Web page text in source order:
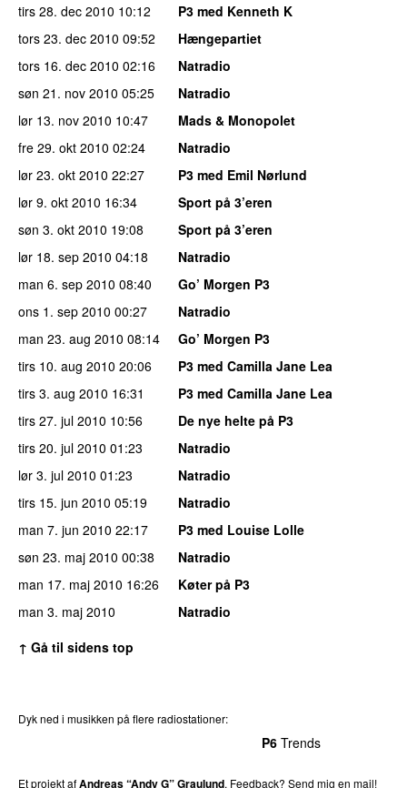
tirs 28. dec 2010 10:12
P3 med Kenneth K
tors 23. dec 2010 09:52
Hængepartiet
tors 16. dec 2010 02:16
Natradio
søn 21. nov 2010 05:25
Natradio
lør 13. nov 2010 10:47
Mads & Monopolet
fre 29. okt 2010 02:24
Natradio
lør 23. okt 2010 22:27
P3 med Emil Nørlund
lør 9. okt 2010 16:34
Sport på 3’eren
søn 3. okt 2010 19:08
Sport på 3’eren
lør 18. sep 2010 04:18
Natradio
man 6. sep 2010 08:40
Go’ Morgen P3
ons 1. sep 2010 00:27
Natradio
man 23. aug 2010 08:14
Go’ Morgen P3
tirs 10. aug 2010 20:06
P3 med Camilla Jane Lea
tirs 3. aug 2010 16:31
P3 med Camilla Jane Lea
tirs 27. jul 2010 10:56
De nye helte på P3
tirs 20. jul 2010 01:23
Natradio
lør 3. jul 2010 01:23
Natradio
tirs 15. jun 2010 05:19
Natradio
man 7. jun 2010 22:17
P3 med Louise Lolle
søn 23. maj 2010 00:38
Natradio
man 17. maj 2010 16:26
Køter på P3
man 3. maj 2010
Natradio
↑ Gå til sidens top
Dyk ned i musikken på flere radiostationer:
P6 Trends
Et projekt afAndreas “Andy G” Graulund. Feedback? Send mig en mail!